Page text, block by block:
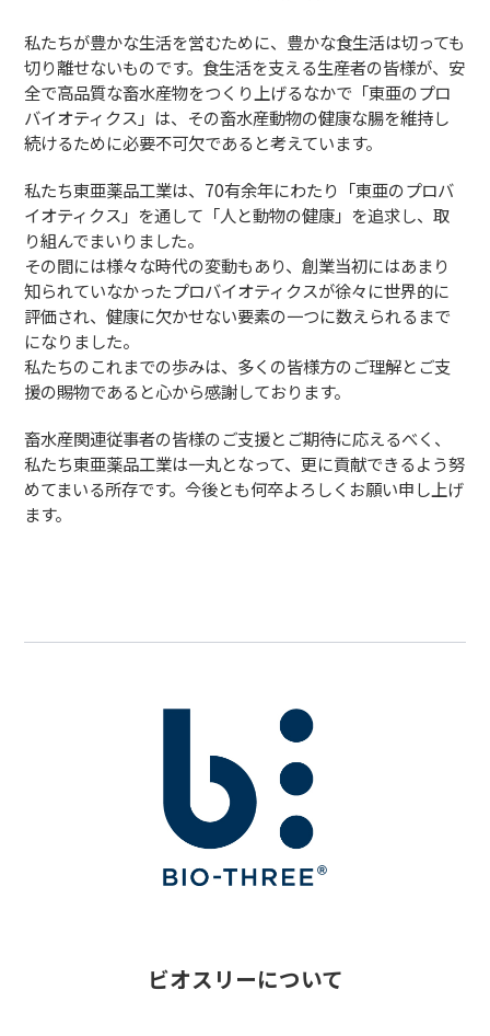
私たちが豊かな生活を営むために、豊かな食生活は切っても
切り離せないものです。食生活を支える生産者の皆様が、安
全で高品質な畜水産物をつくり上げるなかで「東亜のプロ
バイオティクス」は、その畜水産動物の健康な腸を維持し
続けるために必要不可欠であると考えています。
私たち東亜薬品工業は、70有余年にわたり「東亜のプロバ
イオティクス」を通して「人と動物の健康」を追求し、取
り組んでまいりました。
その間には様々な時代の変動もあり、創業当初にはあまり
知られていなかったプロバイオティクスが徐々に世界的に
評価され、健康に欠かせない要素の一つに数えられるまで
になりました。
私たちのこれまでの歩みは、多くの皆様方のご理解とご支
援の賜物であると心から感謝しております。
畜水産関連従事者の皆様のご支援とご期待に応えるべく、
私たち東亜薬品工業は一丸となって、更に貢献できるよう努
めてまいる所存です。今後とも何卒よろしくお願い申し上げ
ます。
ビオスリーについて